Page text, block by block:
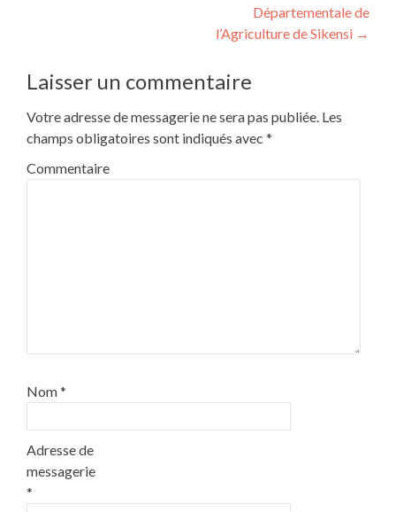
Départementale de
l’Agriculture de Sikensi →
Laisser un commentaire
Votre adresse de messagerie ne sera pas publiée. Les
champs obligatoires sont indiqués avec *
Commentaire
Nom*
Adresse de
messagerie
*